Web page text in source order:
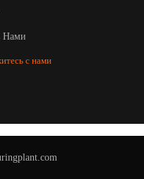
Нами
с нами
Portuguese
Malay